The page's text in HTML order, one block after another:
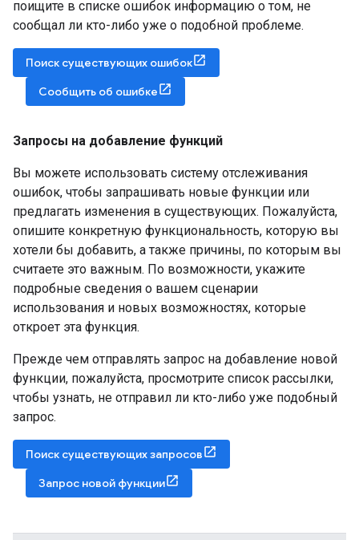
поищите в списке ошибок информацию о том, не
сообщал ли кто-либо уже о подобной проблеме.
Поиск существующих ошибок
Сообщить об ошибке
Запросы на добавление функций
Вы можете использовать систему отслеживания
ошибок, чтобы запрашивать новые функции или
предлагать изменения в существующих. Пожалуйста,
опишите конкретную функциональность, которую вы
хотели бы добавить, а также причины, по которым вы
считаете это важным. По возможности, укажите
подробные сведения о вашем сценарии
использования и новых возможностях, которые
откроет эта функция.
Прежде чем отправлять запрос на добавление новой
функции, пожалуйста, просмотрите список рассылки,
чтобы узнать, не отправил ли кто-либо уже подобный
запрос.
Поиск существующих запросов
Запрос новой функции